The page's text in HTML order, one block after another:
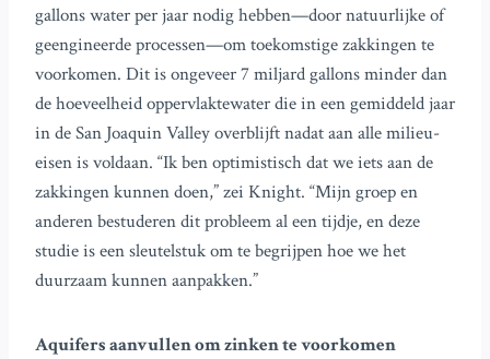
gallons water per jaar nodig hebben—door natuurlijke of
geengineerde processen—om toekomstige zakkingen te
voorkomen. Dit is ongeveer 7 miljard gallons minder dan
de hoeveelheid oppervlaktewater die in een gemiddeld jaar
in de San Joaquin Valley overblijft nadat aan alle milieu-
eisen is voldaan. “Ik ben optimistisch dat we iets aan de
zakkingen kunnen doen,” zei Knight. “Mijn groep en
anderen bestuderen dit probleem al een tijdje, en deze
studie is een sleutelstuk om te begrijpen hoe we het
duurzaam kunnen aanpakken.”
Aquifers aanvullen om zinken te voorkomen